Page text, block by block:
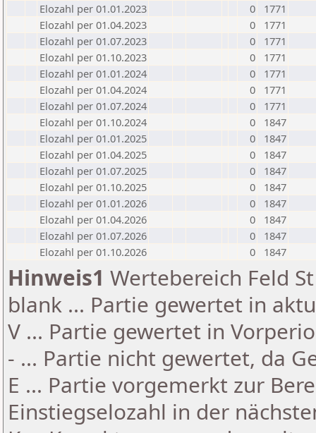
Elozahl per 01.01.2023
0
1771
Elozahl per 01.04.2023
0
1771
Elozahl per 01.07.2023
0
1771
Elozahl per 01.10.2023
0
1771
Elozahl per 01.01.2024
0
1771
Elozahl per 01.04.2024
0
1771
Elozahl per 01.07.2024
0
1771
Elozahl per 01.10.2024
0
1847
Elozahl per 01.01.2025
0
1847
Elozahl per 01.04.2025
0
1847
Elozahl per 01.07.2025
0
1847
Elozahl per 01.10.2025
0
1847
Elozahl per 01.01.2026
0
1847
Elozahl per 01.04.2026
0
1847
Elozahl per 01.07.2026
0
1847
Elozahl per 01.10.2026
0 1847
Hinweis1 Wertebereich Feld
blank ... Partie gewertet in
V ... Partie gewertet in
- ... Partie nicht gewertet, da
E ... Partie vorgemerkt zur
Einstiegselozahl in der